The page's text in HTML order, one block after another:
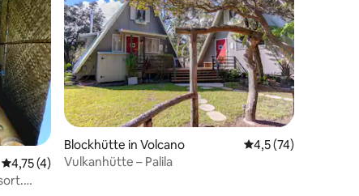
Durchschnittliche Bewertung: 4,75 von 5, 4 Bewertungen
4,75 (4)
Blockhütte in Volcano Durchschnittliche
4,5 (74)
Vulkanhütte – Palila